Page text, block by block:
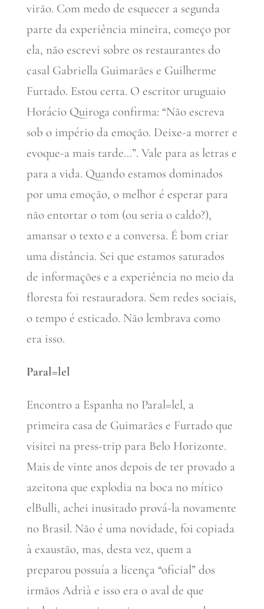
virão. Com medo de esquecer a segunda
parte da experiência mineira, começo por
ela, não escrevi sobre os restaurantes do
casal Gabriella Guimarães e Guilherme
Furtado. Estou certa. O escritor uruguaio
Horácio Quiroga confirma: “Não escreva
sob o império da emoção. Deixe-a morrer e
evoque-a mais tarde…”. Vale para as letras e
para a vida. Quando estamos dominados
por uma emoção, o melhor é esperar para
não entortar o tom (ou seria o caldo?),
amansar o texto e a conversa. É bom criar
uma distância. Sei que estamos saturados
de informações e a experiência no meio da
floresta foi restauradora. Sem redes sociais,
o tempo é esticado. Não lembrava como
era isso.
Paral=lel
Encontro a Espanha no Paral=lel, a
primeira casa de Guimarães e Furtado que
visitei na press-trip para Belo Horizonte.
Mais de vinte anos depois de ter provado a
azeitona que explodia na boca no mítico
elBulli, achei inusitado prová-la novamente
no Brasil. Não é uma novidade, foi copiada
à exaustão, mas, desta vez, quem a
preparou possuía a licença “oficial” dos
irmãos Adrià e isso era o aval de que